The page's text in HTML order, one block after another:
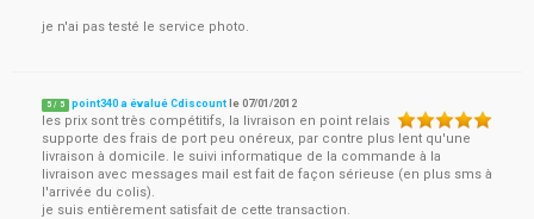
je n'ai pas testé le service photo.
5 / 5 point340 a évalué Cdiscount le07/01/2012
les prix sont très compétitifs, la livraison en point relais
supporte des frais de port peu onéreux, par contre plus lent qu'une
livraison à domicile. le suivi informatique de la commande à la
livraison avec messages mail est fait de façon sérieuse (en plus sms à
l'arrivée du colis).
je suis entièrement satisfait de cette transaction.